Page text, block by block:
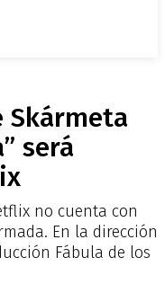
Skármeta
será
no cuenta con
En la dirección
Fábula de los